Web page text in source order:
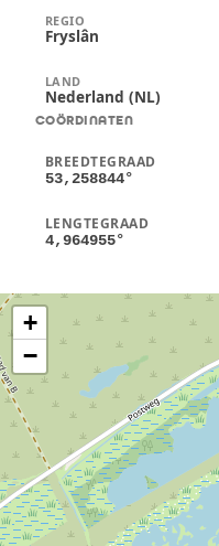
REGIO
Fryslân
LAND
Nederland (NL)
COÖRDINATEN
BREEDTEGRAAD
53,258844°
LENGTEGRAAD
4,964955°
+
−